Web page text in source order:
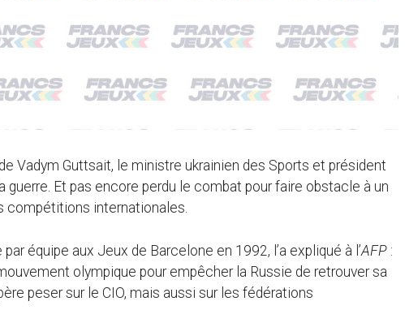
Vadym Guttsait, le ministre ukrainien des Sports et président
Et pas encore perdu le combat pour faire obstacle à un
compétitions internationales.
équipe aux Jeux de Barcelone en 1992, l’a expliqué à l’AFP :
olympique pour empêcher la Russie de retrouver sa
peser sur le CIO, mais aussi sur les fédérations